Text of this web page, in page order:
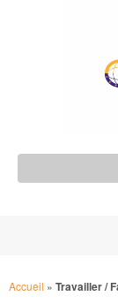
Accueil » Travailler /